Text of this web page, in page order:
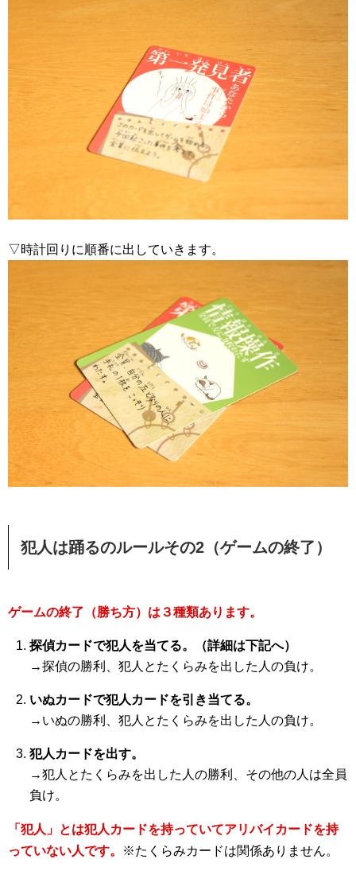
▽時計回りに順番に出していきます。
犯人は踊るのルールその2（ゲームの終了）
ゲームの終了（勝ち方）は３種類あります。
探偵カードで犯人を当てる。（詳細は下記へ）
→探偵の勝利、犯人とたくらみを出した人の負け。
いぬカードで犯人カードを引き当てる。
→いぬの勝利、犯人とたくらみを出した人の負け。
犯人カードを出す。
→犯人とたくらみを出した人の勝利、その他の人は全員
負け。
「犯人」とは犯人カードを持っていてアリバイカードを持
っていない人です。
※たくらみカードは関係ありません。